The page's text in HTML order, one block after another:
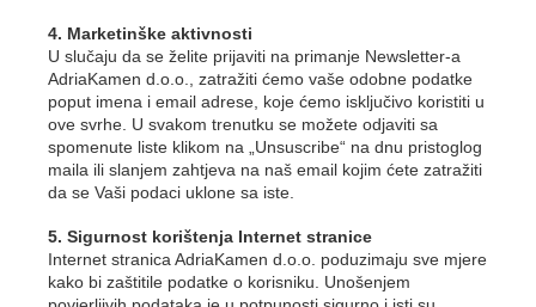
4. Marketinške aktivnosti
U slučaju da se želite prijaviti na primanje Newsletter-a
AdriaKamen d.o.o., zatražiti ćemo vaše odobne podatke
poput imena i email adrese, koje ćemo isključivo koristiti u
ove svrhe. U svakom trenutku se možete odjaviti sa
spomenute liste klikom na „Unsuscribe“ na dnu pristoglog
maila ili slanjem zahtjeva na naš email kojim ćete zatražiti
da se Vaši podaci uklone sa iste.
5. Sigurnost korištenja Internet stranice
Internet stranica AdriaKamen d.o.o. poduzimaju sve mjere
kako bi zaštitile podatke o korisniku. Unošenjem